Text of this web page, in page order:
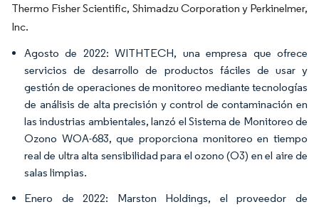
Thermo Fisher Scientific, Shimadzu Corporation y Perkinelmer,
Inc.
Agosto de 2022: WITHTECH, una empresa que ofrece
servicios de desarrollo de productos fáciles de usar y
gestión de operaciones de monitoreo mediante tecnologías
de análisis de alta precisión y control de contaminación en
las industrias ambientales, lanzó el Sistema de Monitoreo de
Ozono WOA-683, que proporciona monitoreo en tiempo
real de ultra alta sensibilidad para el ozono (O3) en el aire de
salas limpias.
Enero de 2022: Marston Holdings, el proveedor de